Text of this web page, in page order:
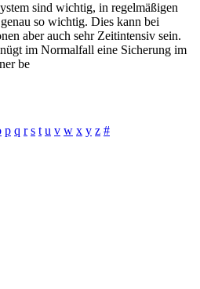
sind wichtig, in regelmäßigen
so wichtig. Dies kann bei
aber auch sehr Zeitintensiv sein.
im Normalfall eine Sicherung im
be
p q r s t u v w x y z #